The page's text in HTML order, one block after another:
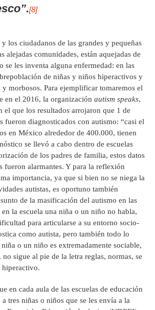
[8]
los ciudadanos de las grandes y pequeñas
alejadas comunidades, están aquejadas de
se les inventa alguna enfermedad: en las
de niñas y niños hiperactivos y
y morbosos. Para ejemplificar tomaremos el
en el 2016, la organización autism speaks,
el que los resultados arrojaron que 1 de
fueron diagnosticados con autismo: “casi el
en México alrededor de 400.000, tienen
se llevó a cabo dentro de escuelas
de los padres de familia, estos datos
fueron alarmantes. Y para la reflexión
importancia, ya que si bien no se niega la
autistas, es oportuno también
de la masificación del autismo en las
la escuela una niña o un niño no habla,
para articularse a su entorno socio-
como autista, pero también todo lo
o un niño es extremadamente sociable,
sigue al pie de la letra reglas, normas, se
hiperactivo.
en cada aula de las escuelas de educación
tres niñas o niños que se les envía a la